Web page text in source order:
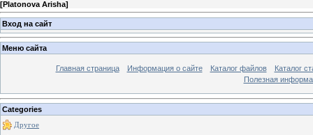
[Platonova Arisha]
Вход на сайт
Меню сайта
Главная страница Информация о сайте Каталог файлов
Каталог
Полезная
Categories
Другое